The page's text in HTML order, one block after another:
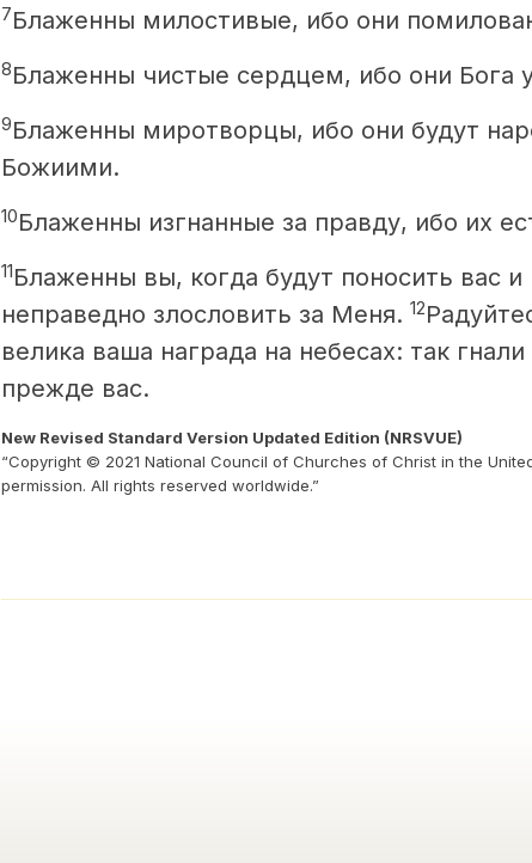
7Блаженны милостивые, ибо они
8Блаженны чистые сердцем, ибо они Бога
9Блаженны миротворцы, ибо они будут
Божиими.
10Блаженны изгнанные за правду, ибо их
11Блаженны вы, когда будут поносить вас и
неправедно злословить за Меня. 12
велика ваша награда на небесах: так
прежде вас.
New Revised Standard Version Updated Edition (NRSVUE)
“Copyright © 2021 National Council of Churches of Christ in the
permission. All rights reserved worldwide.”